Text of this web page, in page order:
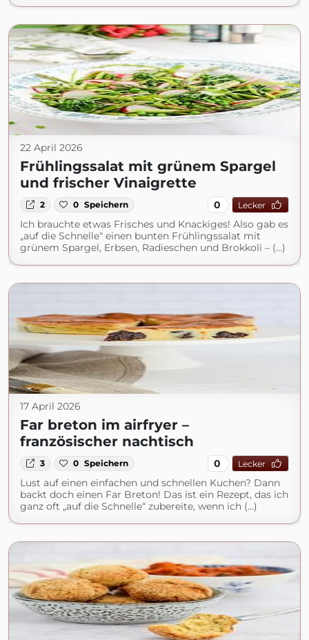
22 April 2026
Frühlingssalat mit grünem Spargel
und frischer Vinaigrette
2 0 Speichern 0 Lecker
Ich brauchte etwas Frisches und Knackiges! Also gab es
„auf die Schnelle“ einen bunten Frühlingssalat mit
grünem Spargel, Erbsen, Radieschen und Brokkoli – (...)
17 April 2026
Far breton im airfryer –
französischer nachtisch
3 0 Speichern 0 Lecker
Lust auf einen einfachen und schnellen Kuchen? Dann
backt doch einen Far Breton! Das ist ein Rezept, das ich
ganz oft „auf die Schnelle“ zubereite, wenn ich (...)